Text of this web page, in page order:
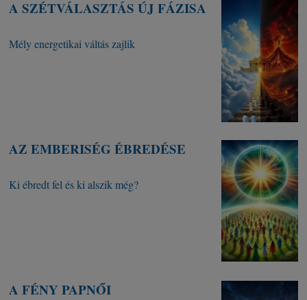
A SZÉTVÁLASZTÁS ÚJ FÁZISA
Mély energetikai váltás zajlik
AZ EMBERISÉG ÉBREDÉSE
Ki ébredt fel és ki alszik még?
A FÉNY PAPNŐI